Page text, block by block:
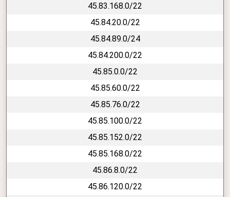
45.83.168.0/22
45.84.20.0/22
45.84.89.0/24
45.84.200.0/22
45.85.0.0/22
45.85.60.0/22
45.85.76.0/22
45.85.100.0/22
45.85.152.0/22
45.85.168.0/22
45.86.8.0/22
45.86.120.0/22